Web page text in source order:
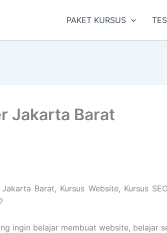
PAKET KURSUS
Jakarta Barat
Barat, Kursus Website, Kursus
ingin belajar membuat website, belajar